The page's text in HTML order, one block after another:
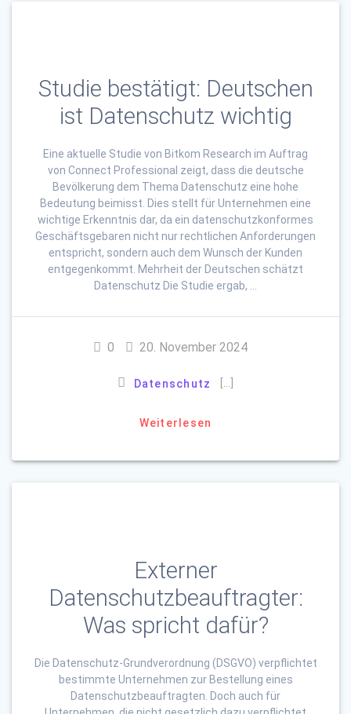
Studie bestätigt: Deutschen
ist Datenschutz wichtig
Eine aktuelle Studie von Bitkom Research im Auftrag
von Connect Professional zeigt, dass die deutsche
Bevölkerung dem Thema Datenschutz eine hohe
Bedeutung beimisst. Dies stellt für Unternehmen eine
wichtige Erkenntnis dar, da ein datenschutzkonformes
Geschäftsgebaren nicht nur rechtlichen Anforderungen
entspricht, sondern auch dem Wunsch der Kunden
entgegenkommt. Mehrheit der Deutschen schätzt
Datenschutz Die Studie ergab, …
0 20. November 2024
Datenschutz
Weiterlesen
Externer
Datenschutzbeauftragter:
Was spricht dafür?
Die Datenschutz-Grundverordnung (DSGVO) verpflichtet
bestimmte Unternehmen zur Bestellung eines
Datenschutzbeauftragten. Doch auch für